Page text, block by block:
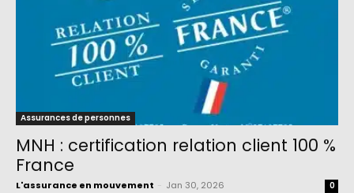
Assurances de personnes
MNH : certification relation client 100 %
France
L'assurance en mouvement Jan 30, 2026 0